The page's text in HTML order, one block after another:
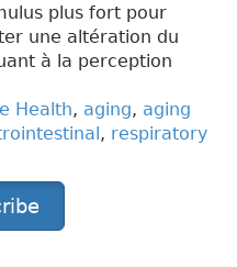
plus fort pour
une altération du
à la perception
Health, aging, aging
, respiratory